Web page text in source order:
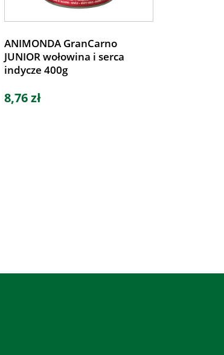
ANIMONDA GranCarno
JUNIOR wołowina i serca
indycze 400g
8,76 zł